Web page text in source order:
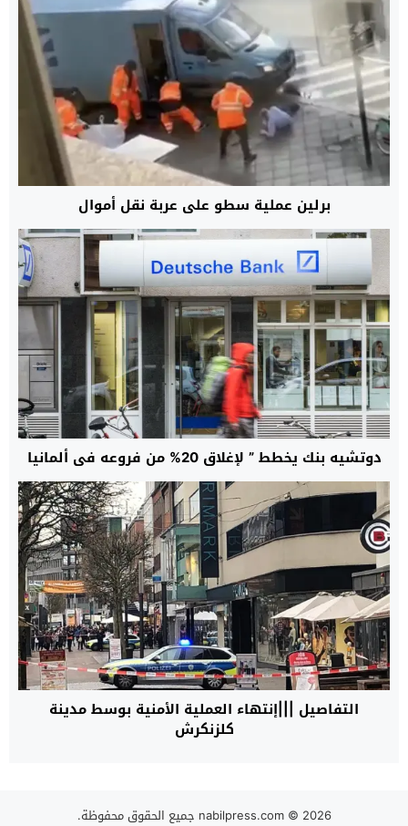
برلين عملية سطو على عربة نقل أموال
دوتشيه بنك يخطط ” لإغلاق 20% من فروعه في ألمانيا
التفاصيل |||إنتهاء العملية الأمنية بوسط مدينة
كلزنكرش
nabilpress.com© 2026 جميع الحقوق محفوظة.